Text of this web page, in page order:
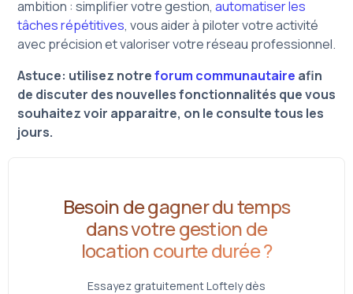
ambition : simplifier votre gestion, automatiser les
tâches répétitives, vous aider à piloter votre activité
avec précision et valoriser votre réseau professionnel.
Astuce: utilisez notreforum communautaire afin
de discuter des nouvelles fonctionnalités que vous
souhaitez voir apparaitre, on le consulte tous les
jours.
Besoin de gagner du temps
dans votre gestion de
location courte durée ?
Essayez gratuitement Loftely dès